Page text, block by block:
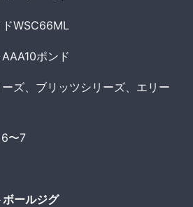
WSC66ML
ポンド
ズ、ブリッツシリーズ、エリー
〜7
ールジグ